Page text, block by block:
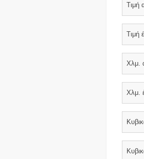
Τιμή
Τιμή
Χλμ.
Χλμ.